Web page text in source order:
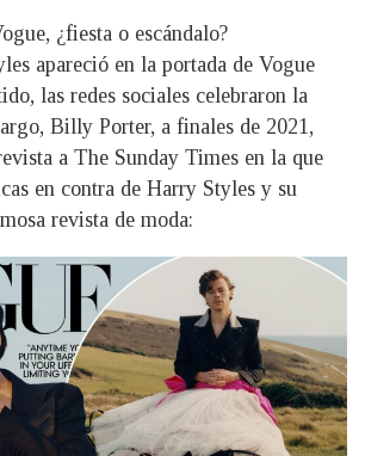
¿fiesta o escándalo?
apareció en la portada de Vogue
las redes sociales celebraron la
Billy Porter, a finales de 2021,
a The Sunday Times en la que
en contra de Harry Styles y su
revista de moda: